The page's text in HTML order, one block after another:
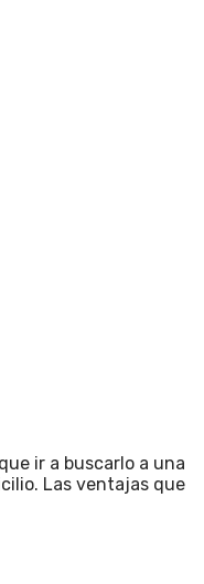
ir a buscarlo a una
Las ventajas que